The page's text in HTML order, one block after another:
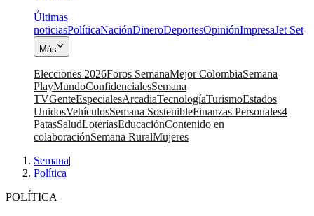
Últimas
noticiasPolíticaNaciónDineroDeportesOpiniónImpresaJet Set
Más
Elecciones 2026Foros SemanaMejor ColombiaSemana
PlayMundoConfidencialesSemana
TVGenteEspecialesArcadiaTecnologíaTurismoEstados
UnidosVehículosSemana SostenibleFinanzas Personales4
PatasSaludLoteríasEducaciónContenido en
colaboraciónSemana RuralMujeres
Semana|
Política
POLÍTICA